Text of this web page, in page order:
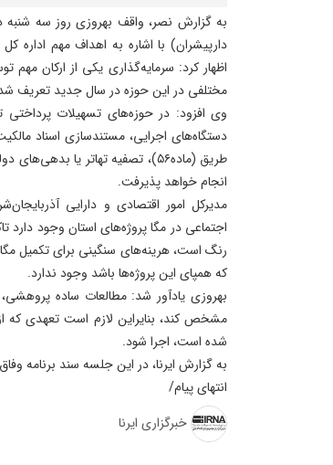
به گزارش نصر، واقف بهروزی روز سه
اظهار کرد: سرمایه‌گذاری یکی از ارکان
مختلفی در این حوزه در سال جدید تعریف
دستگاه‌های اجرایی، مستندسازی اسناد
طریق (ماده۵۶)، تصفیه تهاتر یا
انجام خواهد پذیرفت.
مدیرکل امور اقتصادی و دارایی
اجتماعی در مگا پروژه‌های استان وجود
رنگ است، هرینه‌های سنگینی برای تکمیل
که همپای این پروژه‌ها باشد وجود ندارد.
بهروزی یادآور شد: مطالعات ساده
مشخص کند، بنایراین لازم است تعهدی که
شده است، اجرا شود.
به گزارش ایرنا، در این جلسه سند برنامه
انتهای پیام/
خبرگزاری ایرنا